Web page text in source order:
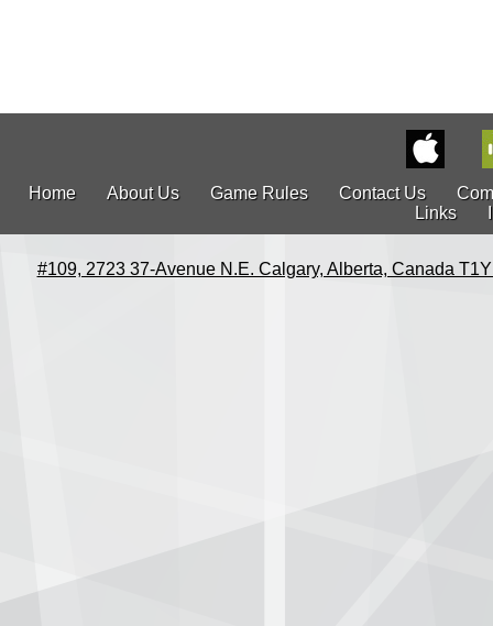
Home About Us Game Rules Contact Us
Links
#109, 2723 37-Avenue N.E. Calgary, Alberta, Canada